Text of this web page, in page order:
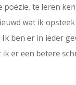
poëzie, te leren
wat ik
ben er in ieder
er een betere